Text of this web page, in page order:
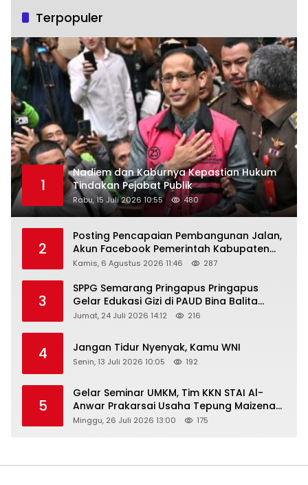
Terpopuler
1
Nadiem dan Kaburnya Kepastian Hukum
Tindakan Pejabat Publik
Rabu, 15 Juli 2026 10:55 480
2
Posting Pencapaian Pembangunan Jalan,
Akun Facebook Pemerintah Kabupaten
Rembang “Dirujak” Warganet
Kamis, 6 Agustus 2026 11:46 287
3
SPPG Semarang Pringapus Pringapus
Gelar Edukasi Gizi di PAUD Bina Balita
Peringati Hari Anak Nasional 2026
Jumat, 24 Juli 2026 14:12 216
4 Jangan Tidur Nyenyak, Kamu WNI
Senin, 13 Juli 2026 10:05 192
5
Gelar Seminar UMKM, Tim KKN STAI Al-
Anwar Prakarsai Usaha Tepung Maizena
di Logung
Minggu, 26 Juli 2026 13:00 175